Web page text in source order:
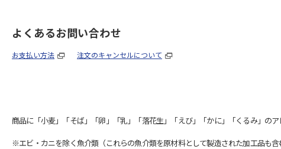
よくあるお問い合わせ
お支払い方法 注文のキャンセルについて
商品に「小麦」「そば」「卵」「乳」「落花生」「えび」「かに」「くるみ」の
※エビ・カニを除く魚介類（これらの魚介類を原材料として製造された加工品も